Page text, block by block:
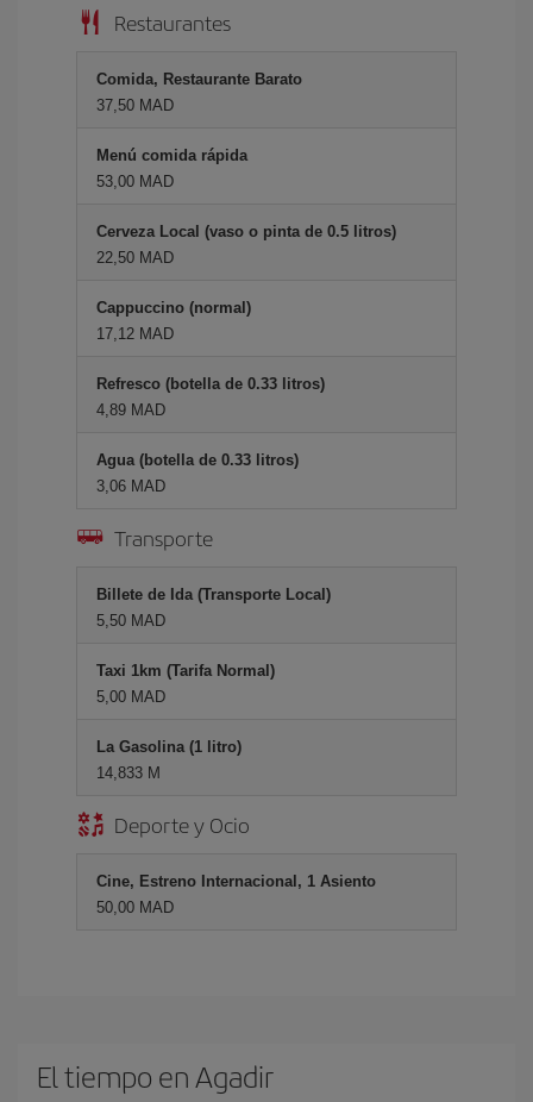
Restaurantes
Comida, Restaurante Barato
37,50 MAD
Menú comida rápida
53,00 MAD
Cerveza Local (vaso o pinta de 0.5 litros)
22,50 MAD
Cappuccino (normal)
17,12 MAD
Refresco (botella de 0.33 litros)
4,89 MAD
Agua (botella de 0.33 litros)
3,06 MAD
Transporte
Billete de Ida (Transporte Local)
5,50 MAD
Taxi 1km (Tarifa Normal)
5,00 MAD
La Gasolina (1 litro)
14,833 M
Deporte y Ocio
Cine, Estreno Internacional, 1 Asiento
50,00 MAD
El tiempo en Agadir